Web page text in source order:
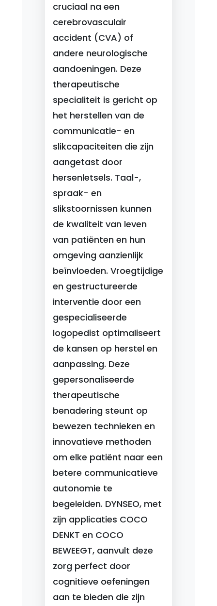
cruciaal na een
cerebrovasculair
accident (CVA) of
andere neurologische
aandoeningen. Deze
therapeutische
specialiteit is gericht op
het herstellen van de
communicatie- en
slikcapaciteiten die zijn
aangetast door
hersenletsels. Taal-,
spraak- en
slikstoornissen kunnen
de kwaliteit van leven
van patiënten en hun
omgeving aanzienlijk
beïnvloeden. Vroegtijdige
en gestructureerde
interventie door een
gespecialiseerde
logopedist optimaliseert
de kansen op herstel en
aanpassing. Deze
gepersonaliseerde
therapeutische
benadering steunt op
bewezen technieken en
innovatieve methoden
om elke patiënt naar een
betere communicatieve
autonomie te
begeleiden. DYNSEO, met
zijn applicaties COCO
DENKT en COCO
BEWEEGT, aanvult deze
zorg perfect door
cognitieve oefeningen
aan te bieden die zijn